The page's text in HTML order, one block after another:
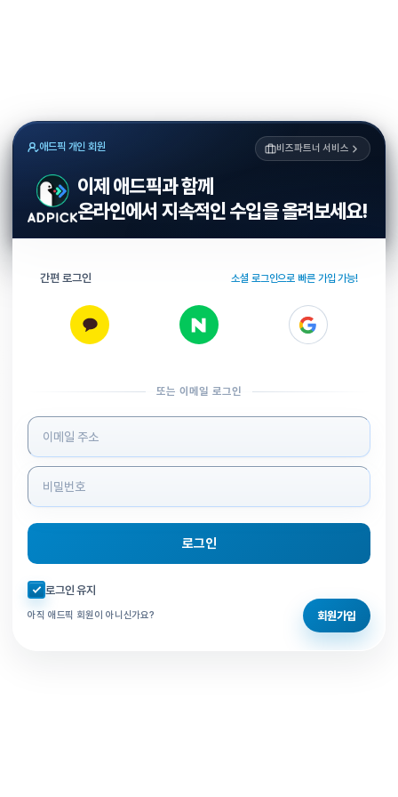
애드픽 개인 회원 비즈파트너 서비스
이제 애드픽과 함께
온라인에서 지속적인 수입을 올려보세요!
간편 로그인 소셜 로그인으로 빠른 가입 가능!
또는 이메일 로그인
로그인 정보 입력
로그인
자동로그인 체크
로그인 유지
아직 애드픽 회원이 아니신가요? 회원가입